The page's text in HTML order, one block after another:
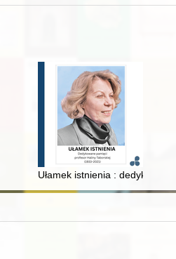
komunistycznej (1947-1957)
Ułamek istnienia :